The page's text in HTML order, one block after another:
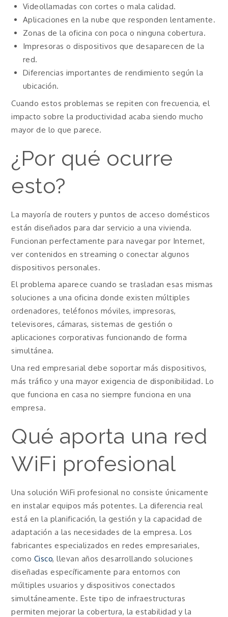
Videollamadas con cortes o mala calidad.
Aplicaciones en la nube que responden lentamente.
Zonas de la oficina con poca o ninguna cobertura.
Impresoras o dispositivos que desaparecen de la
red.
Diferencias importantes de rendimiento según la
ubicación.
Cuando estos problemas se repiten con frecuencia, el
impacto sobre la productividad acaba siendo mucho
mayor de lo que parece.
¿Por qué ocurre
esto?
La mayoría de routers y puntos de acceso domésticos
están diseñados para dar servicio a una vivienda.
Funcionan perfectamente para navegar por Internet,
ver contenidos en streaming o conectar algunos
dispositivos personales.
El problema aparece cuando se trasladan esas mismas
soluciones a una oficina donde existen múltiples
ordenadores, teléfonos móviles, impresoras,
televisores, cámaras, sistemas de gestión o
aplicaciones corporativas funcionando de forma
simultánea.
Una red empresarial debe soportar más dispositivos,
más tráfico y una mayor exigencia de disponibilidad. Lo
que funciona en casa no siempre funciona en una
empresa.
Qué aporta una red
WiFi profesional
Una solución WiFi profesional no consiste únicamente
en instalar equipos más potentes. La diferencia real
está en la planificación, la gestión y la capacidad de
adaptación a las necesidades de la empresa. Los
fabricantes especializados en redes empresariales,
como Cisco, llevan años desarrollando soluciones
diseñadas específicamente para entornos con
múltiples usuarios y dispositivos conectados
simultáneamente. Este tipo de infraestructuras
permiten mejorar la cobertura, la estabilidad y la